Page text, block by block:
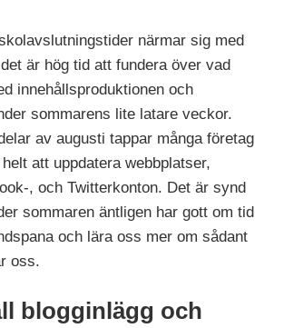
närmar sig med
är hög tid att fundera över vad
innehållsproduktionen och
sommarens lite latare veckor.
av augusti tappar många företag
att uppdatera webbplatser,
, och Twitterkonton. Det är synd
sommaren äntligen har gott om tid
och lära oss mer om sådant
oss.
blogginlägg och